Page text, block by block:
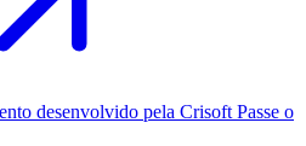
Passe o